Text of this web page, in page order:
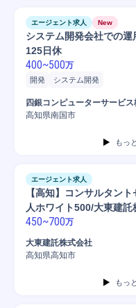
配管/衛生設備経験
電気設備
エージェント求人 New
システム開発会社での
125日休
400~500万
開発 システム開発
四銀コンピューターサービ
高知県南国市
もっ
エージェント求人
【高知】コンサルタン
人ホワイト500/大東建託
450~700万
大東建託株式会社
高知県高知市
もっ